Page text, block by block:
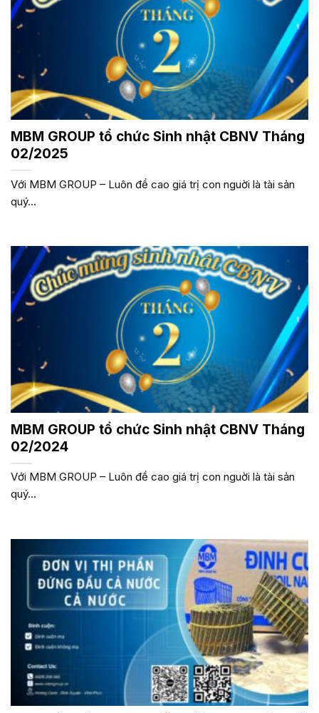
MBM GROUP tổ chức Sinh nhật CBNV Tháng
02/2025
Với MBM GROUP – Luôn đề cao giá trị con nguời là tài sản
quý...
MBM GROUP tổ chức Sinh nhật CBNV Tháng
02/2024
Với MBM GROUP – Luôn đề cao giá trị con nguời là tài sản
quý...